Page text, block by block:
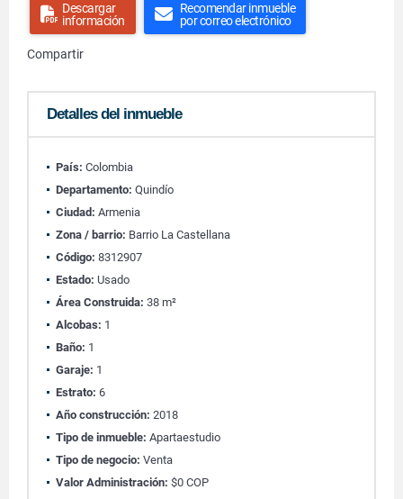
Descargar
información
Recomendar inmueble
por correo electrónico
Compartir
Detalles del inmueble
País: Colombia
Departamento: Quindío
Ciudad: Armenia
Zona / barrio: Barrio La Castellana
Código: 8312907
Estado: Usado
Área Construida: 38 m²
Alcobas: 1
Baño: 1
Garaje: 1
Estrato: 6
Año construcción: 2018
Tipo de inmueble: Apartaestudio
Tipo de negocio: Venta
Valor Administración: $0 COP